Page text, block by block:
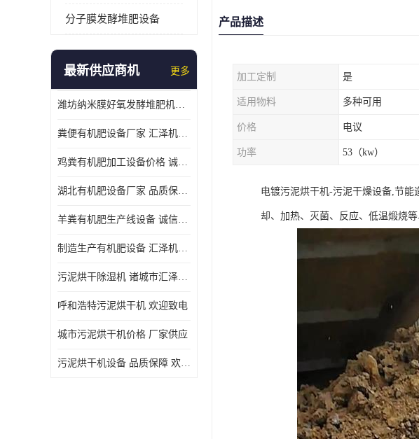
分子膜发酵堆肥设备
最新供应商机 更多
潍坊纳米膜好氧发酵堆肥机定制
粪便有机肥设备厂家 汇泽机械 免费报价
鸡粪有机肥加工设备价格 诚信卖家 致电了解
湖北有机肥设备厂家 品质保障 欢迎咨询
羊粪有机肥生产线设备 诚信卖家 致电了解
制造生产有机肥设备 汇泽机械 免费报价
污泥烘干除湿机 诸城市汇泽机械有限公司
呼和浩特污泥烘干机 欢迎致电
城市污泥烘干机价格 厂家供应
污泥烘干机设备 品质保障 欢迎咨询
产品描述
加工定制 是
适用物料 多种可用
价格 电议
功率 53（kw）
电镀污泥烘干机-污泥干燥设备,节
却、加热、灭菌、反应、低温煅烧